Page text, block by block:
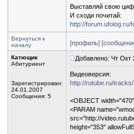
Выставляй свою
И сходи почитай:
http://forum.ufolog.ru/
Вернуться к
началу
[профиль]
Катющик
Абитуриент
Зарегистрирован:
24.01.2007
Сообщения: 5
Добавлено: Чт Окт
Видеоверсия:
http://rutube.ru/
<OBJECT
<PARAM
src="http://
height="353"